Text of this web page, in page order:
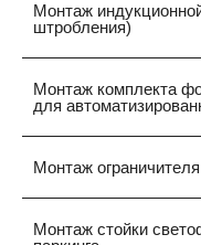
Предназначены
Монтаж
штробления)
Монтаж комплекта
для
Монтаж
Монтаж стойки